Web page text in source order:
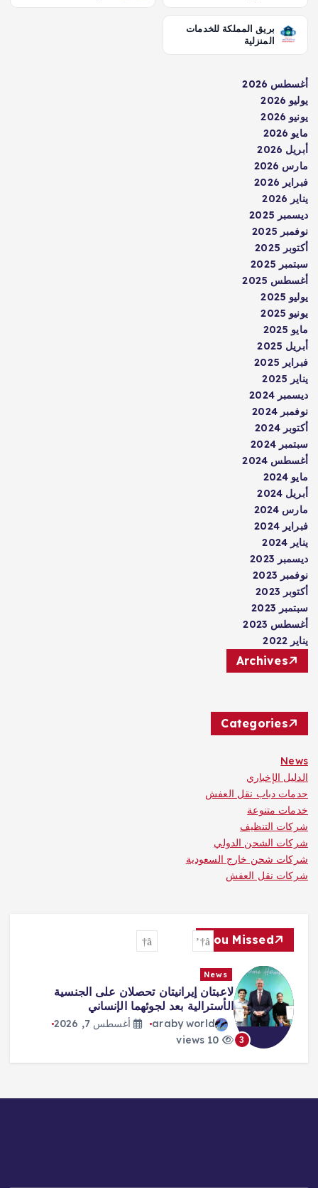
بريق المملكة للخدمات
المنزلية
أغسطس 2026
يوليو 2026
يونيو 2026
مايو 2026
أبريل 2026
مارس 2026
فبراير 2026
يناير 2026
ديسمبر 2025
نوفمبر 2025
أكتوبر 2025
سبتمبر 2025
أغسطس 2025
يوليو 2025
يونيو 2025
مايو 2025
أبريل 2025
فبراير 2025
يناير 2025
ديسمبر 2024
نوفمبر 2024
أكتوبر 2024
سبتمبر 2024
أغسطس 2024
مايو 2024
أبريل 2024
مارس 2024
فبراير 2024
يناير 2024
ديسمبر 2023
نوفمبر 2023
أكتوبر 2023
سبتمبر 2023
أغسطس 2023
يناير 2022
Archives
Categories
News
الدليل الإخباري
حدمات دباب نقل العفش
خدمات متنوعة
شركات التنظيف
شركات الشحن الدولي
شركات شحن خارج السعودية
شركات نقل العفش
You Missed
4
News
طرابزون يكتب صفحة جديدة مع صلاح…
استقبال أسطوري وشغف لا يوصف
araby world
أغسطس 7, 2026